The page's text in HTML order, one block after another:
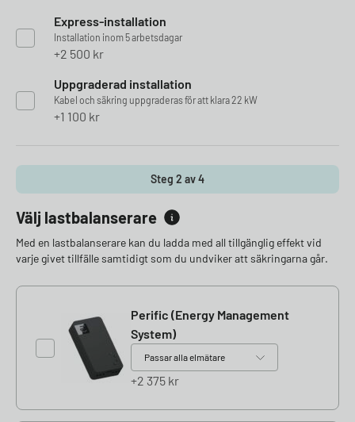
Express-installation
Installation inom 5 arbetsdagar
2 500 kr
Uppgraderad installation
Kabel och säkring uppgraderas för att klara 22 kW
1 100 kr
Steg 2 av 4
Välj lastbalanserare
Perific (Energy Management
System)
2 375 kr
Med en lastbalanserare kan du ladda med all tillgänglig effekt vid
varje givet tillfälle samtidigt som du undviker att säkringarna går.